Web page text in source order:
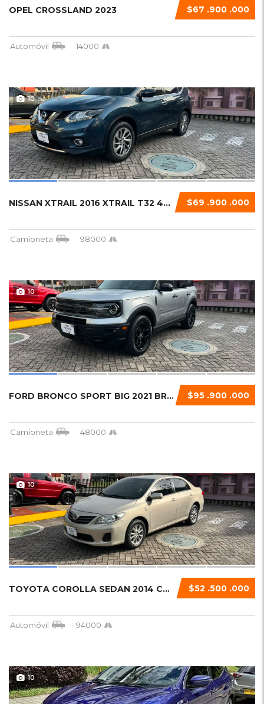
$67 .900 .000
OPEL CROSSLAND 2023
Automóvil 14000
10
$69 .900 .000
NISSAN XTRAIL 2016 XTRAIL T32 4X4...
Camioneta 98000
10
$95 .900 .000
FORD BRONCO SPORT BIG 2021 BRONCO SPORT BIG....
Camioneta 48000
10
$52 .500 .000
TOYOTA COROLLA SEDAN 2014 COROLA XLI...
Automóvil 94000
10